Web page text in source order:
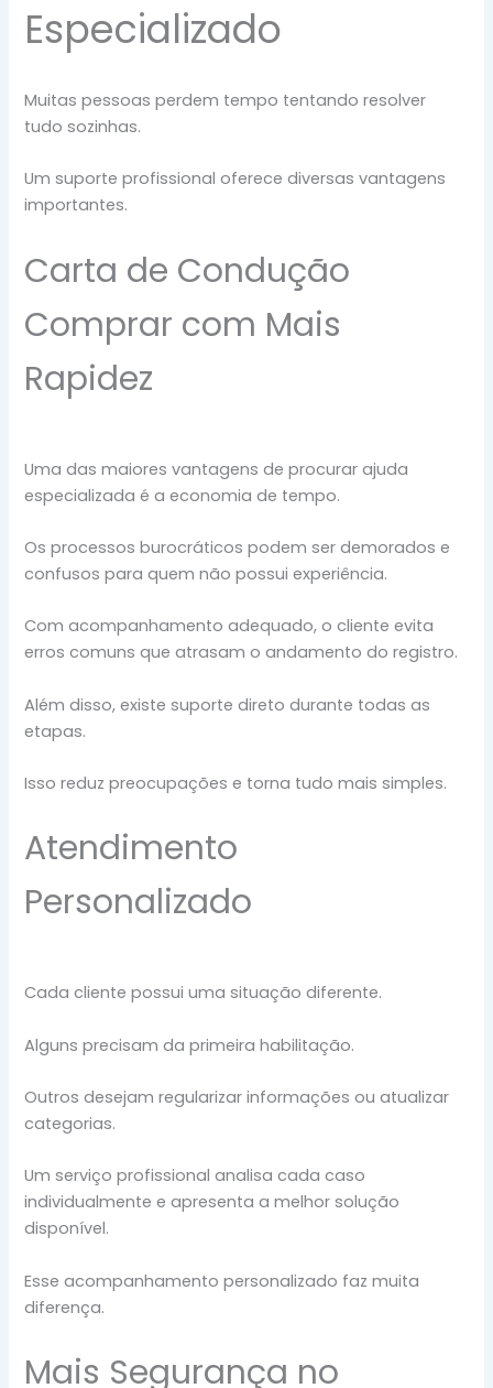
Especializado
Muitas pessoas perdem tempo tentando resolver
tudo sozinhas.
Um suporte profissional oferece diversas vantagens
importantes.
Carta de Condução
Comprar com Mais
Rapidez
Uma das maiores vantagens de procurar ajuda
especializada é a economia de tempo.
Os processos burocráticos podem ser demorados e
confusos para quem não possui experiência.
Com acompanhamento adequado, o cliente evita
erros comuns que atrasam o andamento do registro.
Além disso, existe suporte direto durante todas as
etapas.
Isso reduz preocupações e torna tudo mais simples.
Atendimento
Personalizado
Cada cliente possui uma situação diferente.
Alguns precisam da primeira habilitação.
Outros desejam regularizar informações ou atualizar
categorias.
Um serviço profissional analisa cada caso
individualmente e apresenta a melhor solução
disponível.
Esse acompanhamento personalizado faz muita
diferença.
Mais Segurança no